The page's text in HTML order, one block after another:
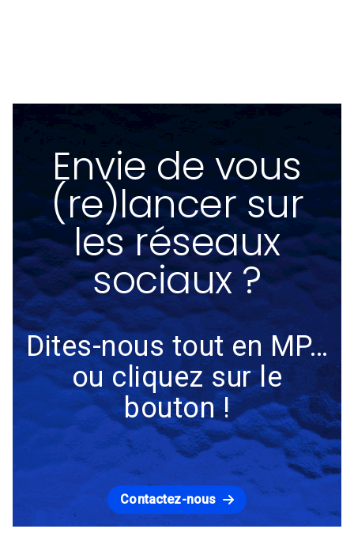
Envie de vous
(re)lancer sur
les réseaux
sociaux ?
Dites-nous tout en MP…
ou cliquez sur le
bouton !
Contactez-nous